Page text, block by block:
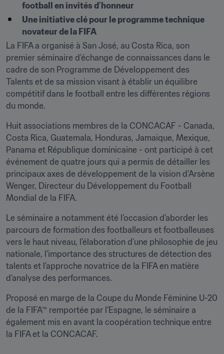
football en invités d’honneur
Une initiative clé pour le programme technique
novateur de la FIFA
La FIFA a organisé à San José, au Costa Rica, son
premier séminaire d’échange de connaissances dans le
cadre de son Programme de Développement des
Talents et de sa mission visant à établir un équilibre
compétitif dans le football entre les différentes régions
du monde.
Huit associations membres de la CONCACAF - Canada,
Costa Rica, Guatemala, Honduras, Jamaïque, Mexique,
Panama et République dominicaine - ont participé à cet
événement de quatre jours qui a permis de détailler les
principaux axes de développement de la vision d’Arsène
Wenger, Directeur du Développement du Football
Mondial de la FIFA.
Le séminaire a notamment été l’occasion d’aborder les
parcours de formation des footballeurs et footballeuses
vers le haut niveau, l’élaboration d’une philosophie de jeu
nationale, l’importance des structures de détection des
talents et l’approche novatrice de la FIFA en matière
d’analyse des performances.
Proposé en marge de la Coupe du Monde Féminine U-20
de la FIFA™ remportée par l’Espagne, le séminaire a
également mis en avant la coopération technique entre
la FIFA et la CONCACAF.